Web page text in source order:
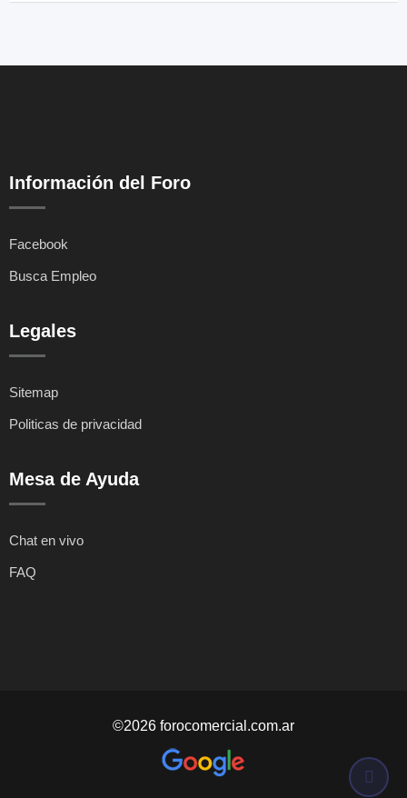
Información del Foro
Facebook
Busca Empleo
Legales
Sitemap
Politicas de privacidad
Mesa de Ayuda
Chat en vivo
FAQ
©2026 forocomercial.com.ar